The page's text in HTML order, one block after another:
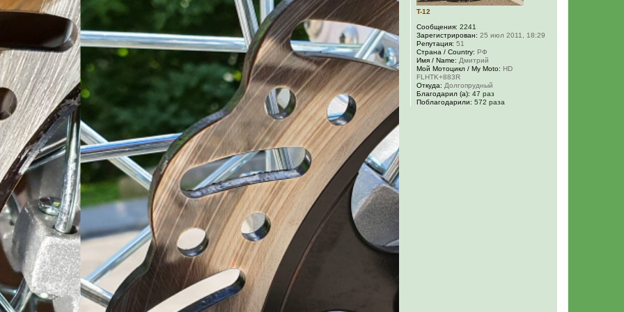
T-12
Сообщения: 2241
Зарегистрирован: 25 июл 2011, 18:29
Репутация: 51
Страна / Country: РФ
Имя / Name: Дмитрий
Мой Мотоцикл / My Moto: HD
FLHTK+883R
Откуда: Долгопрудный
Благодарил (а): 47 раз
Поблагодарили: 572 раза